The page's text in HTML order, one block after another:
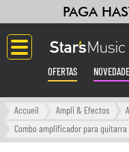
PAGA
OFERTAS
Langue
Accueil Ampli & Efectos
Combo amplificador para